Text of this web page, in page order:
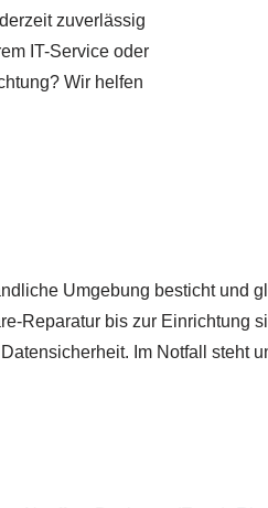
zuverlässig
IT-Service oder
Wir helfen
Umgebung besticht und
Reparatur bis zur Einrichtung
Im Notfall steht